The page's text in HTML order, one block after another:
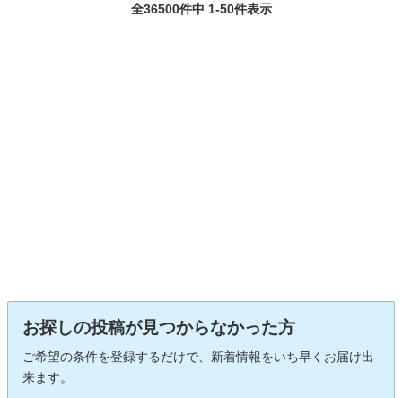
全36500件中 1-50件表示
お探しの投稿が見つからなかった方
ご希望の条件を登録するだけで、新着情報をいち早くお届け出
来ます。